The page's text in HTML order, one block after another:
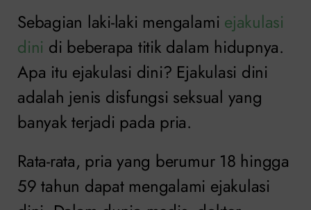
Sebagian laki-laki mengalami ejakulasi
dini di beberapa titik dalam hidupnya.
Apa itu ejakulasi dini? Ejakulasi dini
adalah jenis disfungsi seksual yang
banyak terjadi pada pria.
Rata-rata, pria yang berumur 18 hingga
59 tahun dapat mengalami ejakulasi